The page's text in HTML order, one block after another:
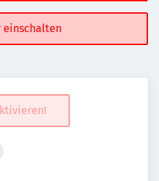
einschalten